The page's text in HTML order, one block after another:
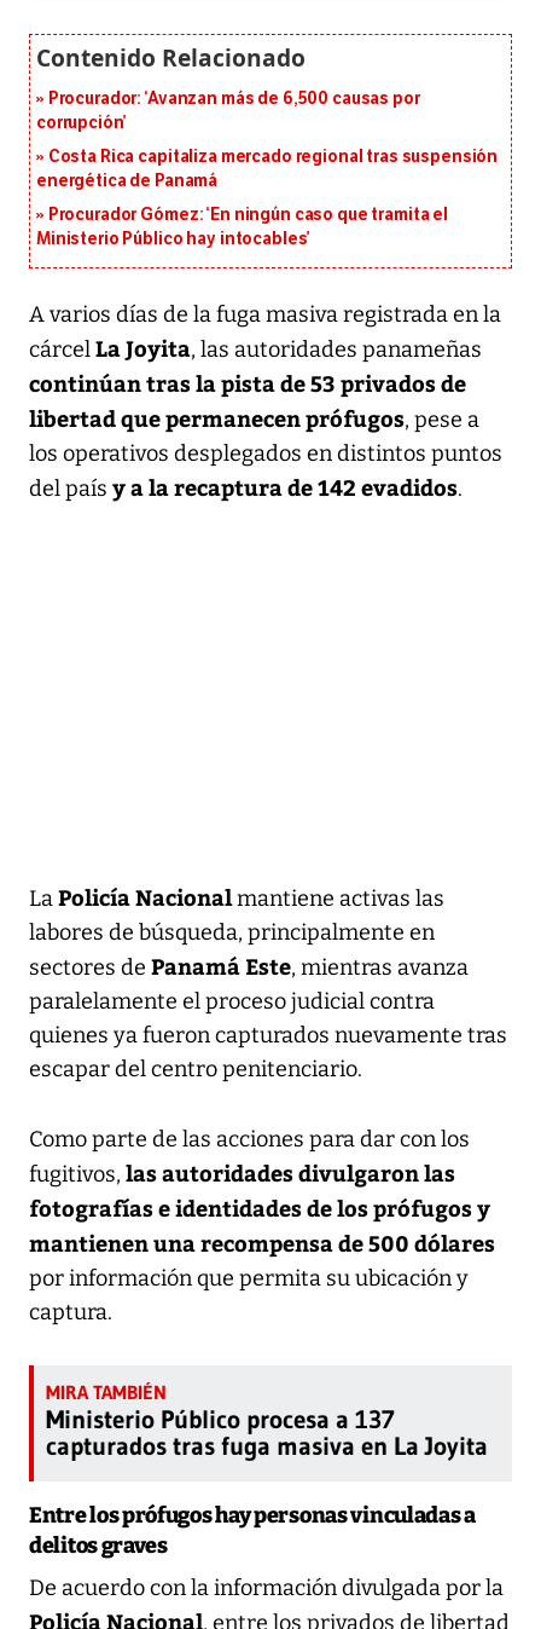
Procurador: ‘Avanzan más de 6,500 causas por
corrupción’
Costa Rica capitaliza mercado regional tras suspensión
energética de Panamá
Procurador Gómez: ‘En ningún caso que tramita el
Ministerio Público hay intocables’
A varios días de la fuga masiva registrada en la
cárcelLa Joyita, las autoridades panameñas
continúan tras la pista de 53 privados de
libertad que permanecen prófugos, pese a
los operativos desplegados en distintos puntos
del país y a la recaptura de 142 evadidos.
LaPolicía Nacionalmantiene activas las
labores de búsqueda, principalmente en
sectores de Panamá Este, mientras avanza
paralelamente el proceso judicial contra
quienes ya fueron capturados nuevamente tras
escapar del centro penitenciario.
Como parte de las acciones para dar con los
fugitivos, las autoridades divulgaron las
fotografías e identidades de los prófugos y
mantienen una recompensa de 500 dólares
por información que permita su ubicación y
captura.
Ministerio Público procesa a 137
capturados tras fuga masiva en La Joyita
Entre los prófugos hay personas vinculadas a
delitos graves
De acuerdo con la información divulgada por la
Policía Nacional, entre los privados de libertad